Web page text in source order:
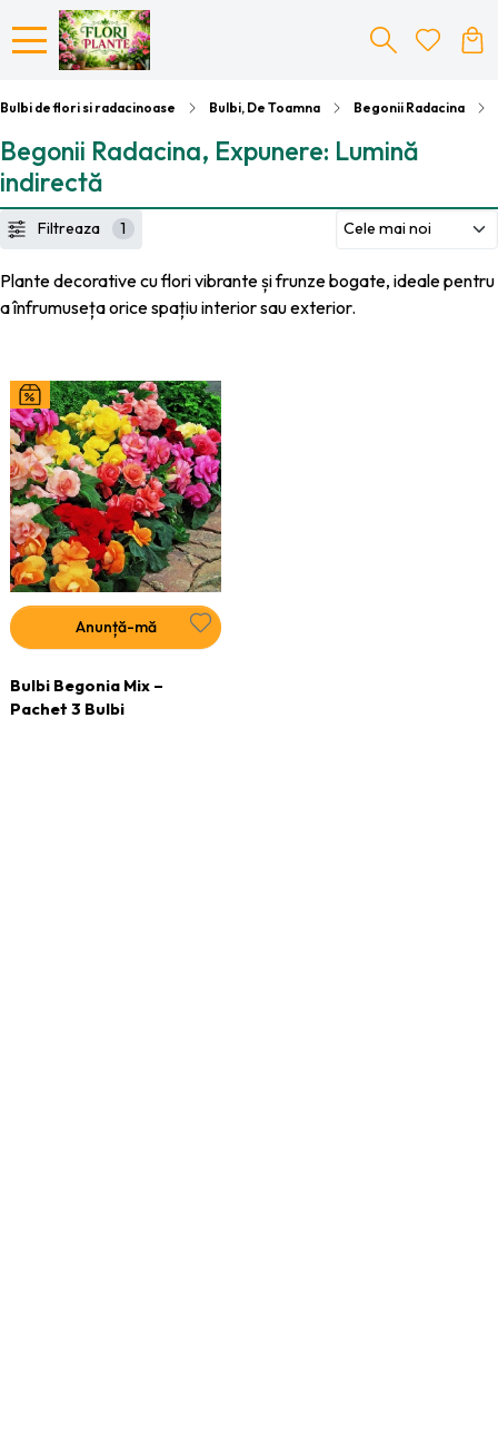
Bulbi de flori si radacinoase Bulbi, De Toamna Begonii Radacina
Begonii Radacina, Expunere: Lumină
indirectă
Filtreaza 1
Plante decorative cu flori vibrante și frunze bogate, ideale pentru
a înfrumuseța orice spațiu interior sau exterior.
Anunță-mă
Bulbi Begonia Mix –
Pachet 3 Bulbi